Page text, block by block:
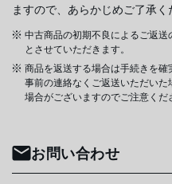
ますので、あらかじめご了承く
中古商品の初期不良によるご返送
とさせていただきます。
商品を返送する場合は手続きを確
事前の連絡なくご返送いただい
場合がございますのでご注意くだ
お問い合わせ